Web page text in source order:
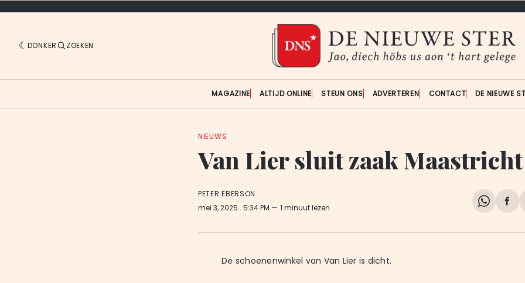
DONKER ZOEKEN
MAGAZINE ALTIJD ONLINE STEUN ONS ADVERTEREN CONTACT DE NIEUWE
NIEUWS
Van Lier sluit zaak Maastricht
PETER EBERSON
mei 3, 2025 . 5:34 PM 1 minuut lezen
Share
De schoenenwinkel van Van Lier is dicht.